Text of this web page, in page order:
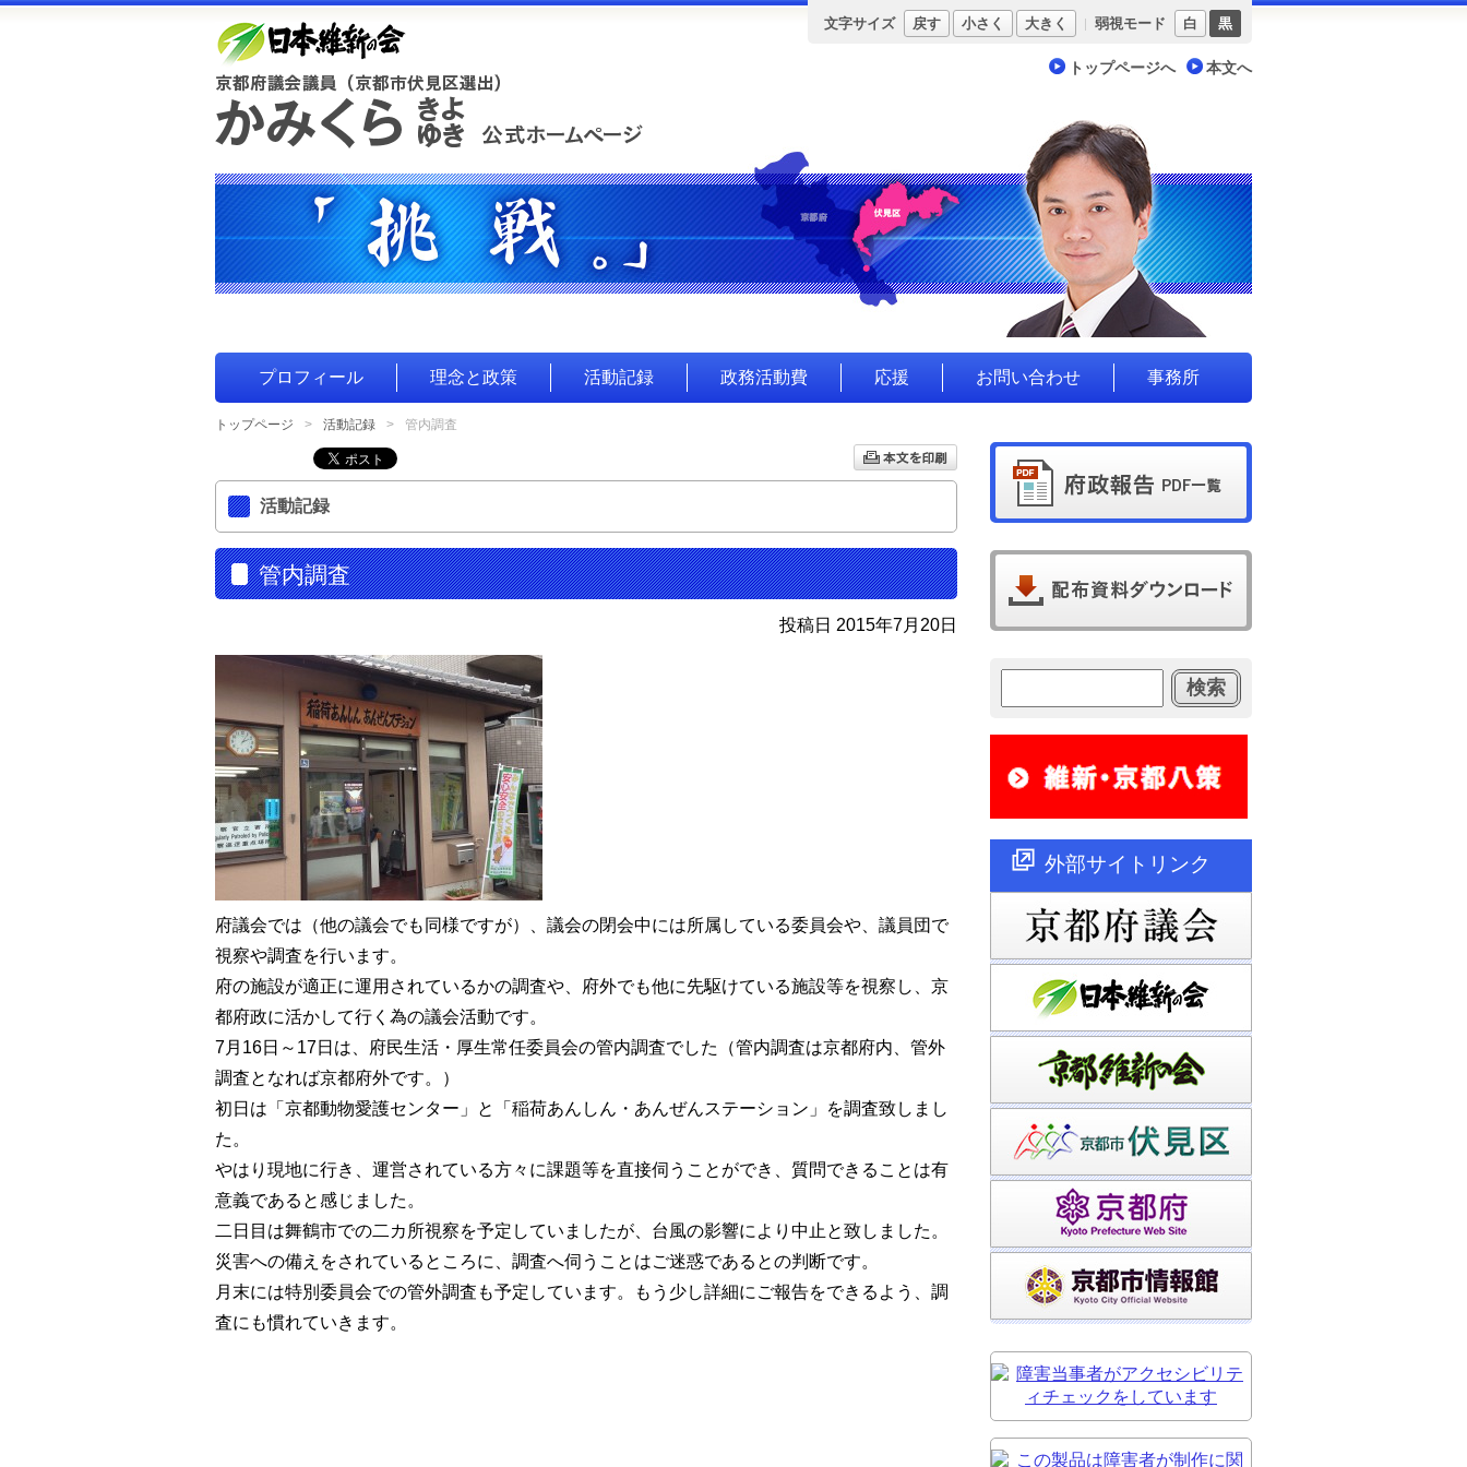
トップページへ 本文へ
文字サイズ 戻す 小さく 大きく 弱視モード 白 黒
プロフィール 理念と政策 活動記録 政務活動費 応援 お問い合わせ 事務所
トップページ 活動記録 管内調査
活動記録
管内調査
投稿日 2015年7月20日
府議会では（他の議会でも同様ですが）、議会の閉会中には所属している委員会や、議員団で
視察や調査を行います。
府の施設が適正に運用されているかの調査や、府外でも他に先駆けている施設等を視察し、京
都府政に活かして行く為の議会活動です。
7月16日～17日は、府民生活・厚生常任委員会の管内調査でした（管内調査は京都府内、管外
調査となれば京都府外です。）
初日は「京都動物愛護センター」と「稲荷あんしん・あんぜんステーション」を調査致しまし
た。
やはり現地に行き、運営されている方々に課題等を直接伺うことができ、質問できることは有
意義であると感じました。
二日目は舞鶴市での二カ所視察を予定していましたが、台風の影響により中止と致しました。
災害への備えをされているところに、調査へ伺うことはご迷惑であるとの判断です。
月末には特別委員会での管外調査も予定しています。もう少し詳細にご報告をできるよう、調
査にも慣れていきます。
外部サイトリンク